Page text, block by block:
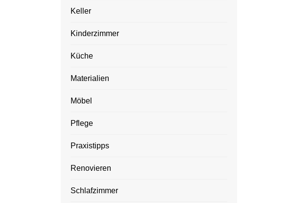
Keller
Kinderzimmer
Küche
Materialien
Möbel
Pflege
Praxistipps
Renovieren
Schlafzimmer